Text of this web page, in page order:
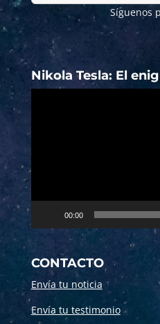
Síguenos
Nikola Tesla: El
00:00
CONTACTO
Envía tu noticia
Envía tu testimonio